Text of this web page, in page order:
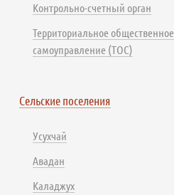
Контрольно-счетный орган
Территориальное общественное
самоуправление (ТОС)
Сельские поселения
Усухчай
Авадан
Каладжух